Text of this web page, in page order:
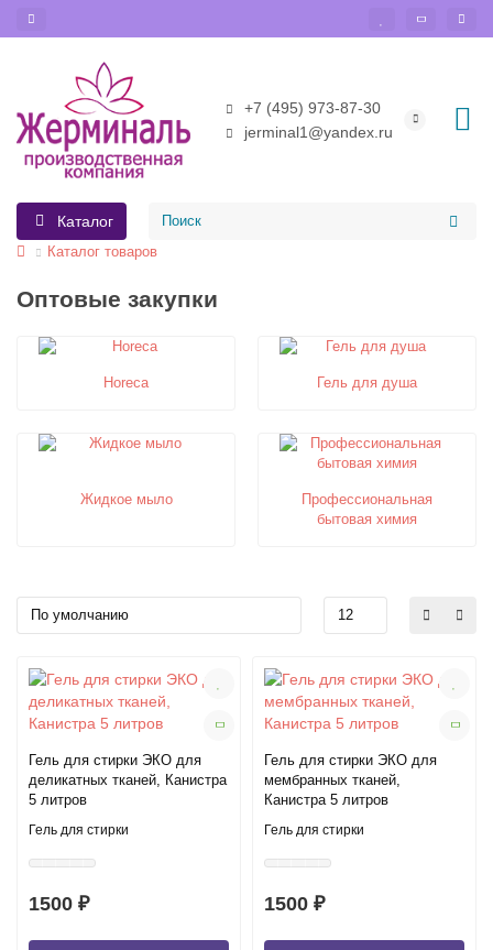
+7 (495) 973-87-30
jerminal1@yandex.ru
Каталог
Каталог товаров
Оптовые закупки
Horeca Гель для душа
Жидкое мыло
Профессиональная
бытовая химия
Гель для стирки ЭКО для
деликатных тканей, Канистра
5 литров
Гель для стирки
1500 ₽
Гель для стирки ЭКО для
мембранных тканей,
Канистра 5 литров
Гель для стирки
1500 ₽